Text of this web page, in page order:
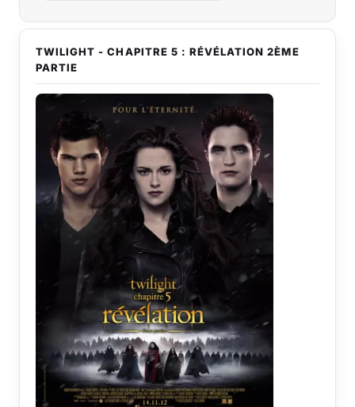
TWILIGHT - CHAPITRE 5 : RÉVÉLATION 2ÈME
PARTIE